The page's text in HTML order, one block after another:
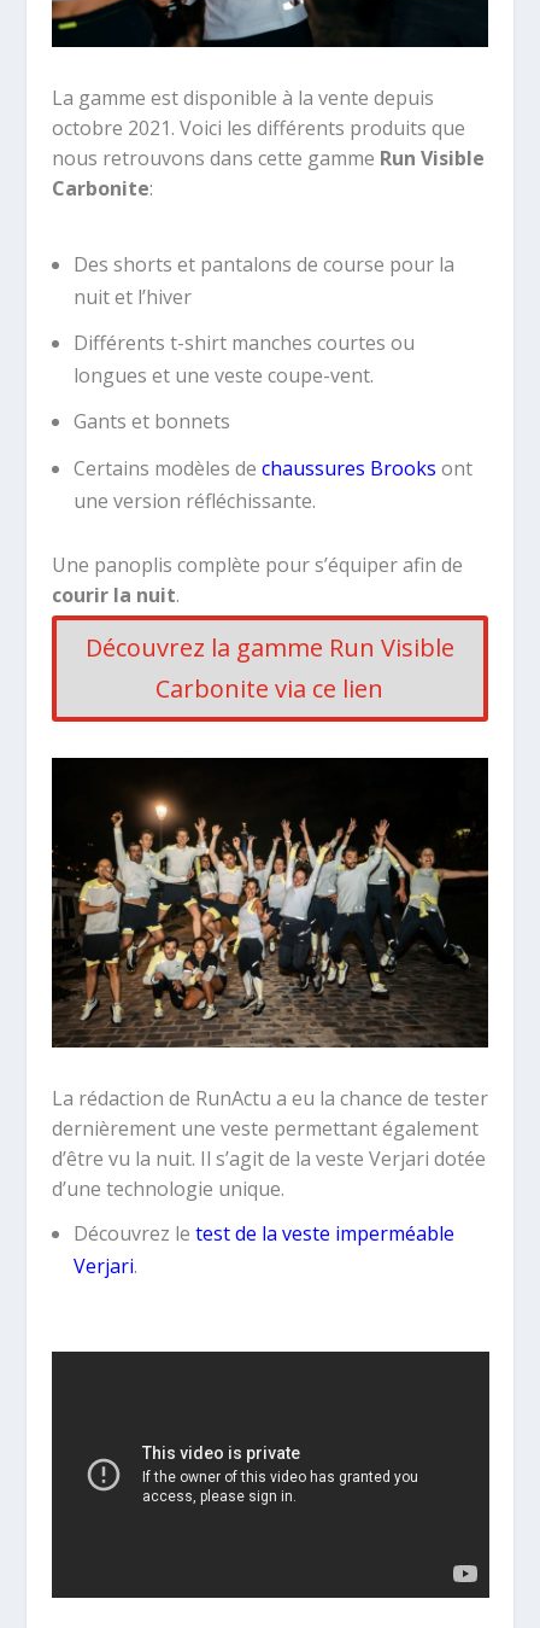
La gamme est disponible à la vente depuis
octobre 2021. Voici les différents produits que
nous retrouvons dans cette gamme Run Visible
Carbonite:
Des shorts et pantalons de course pour la
nuit et l’hiver
Différents t-shirt manches courtes ou
longues et une veste coupe-vent.
Gants et bonnets
Certains modèles de chaussures Brooks ont
une version réfléchissante.
Une panoplis complète pour s’équiper afin de
courir la nuit.
Découvrez la gamme Run Visible
Carbonite via ce lien
La rédaction de RunActu a eu la chance de tester
dernièrement une veste permettant également
d’être vu la nuit. Il s’agit de la veste Verjari dotée
d’une technologie unique.
Découvrez le test de la veste imperméable
Verjari.